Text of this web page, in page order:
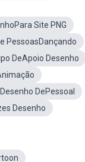
Site PNG
PessoasDançando
DeApoio Desenho
Desenho DePessoal
Desenho